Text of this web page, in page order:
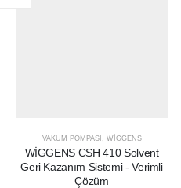
VAKUM POMPASI WIGGENS
WİGGENS CSH 410 Solvent
Geri Kazanım Sistemi - Verimli
Çözüm